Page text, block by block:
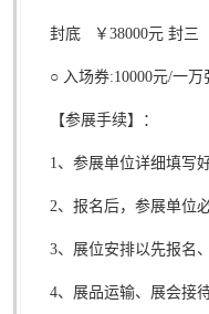
封底 ￥ 38000元 封三
○ 入场券:10000元/一万
【参展手续】：
1、参展单位详细填写
2、报名后，参展单位
3、展位安排以先报名
4、展品运输、展会接